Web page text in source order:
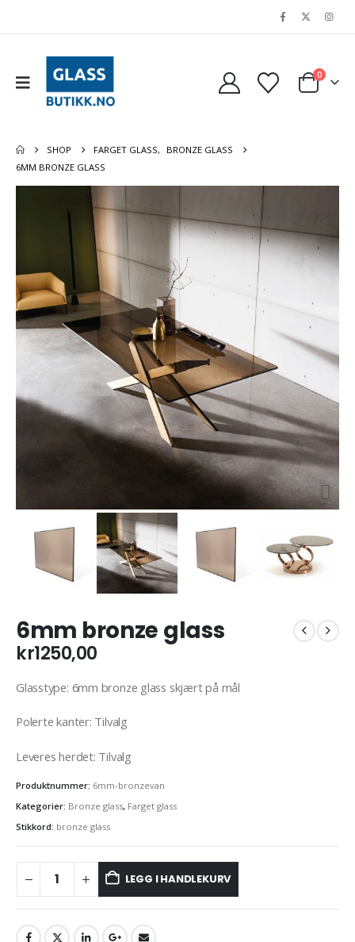
0
SHOP FARGET GLASS,
BRONZE GLASS
6MM BRONZE GLASS
6mm bronze glass
kr1250,00
Glasstype: 6mm bronze glass skjært på mål
Polerte kanter: Tilvalg
Leveres herdet: Tilvalg
Produktnummer: 6mm-bronzevan
Kategorier: Bronze glass, Farget glass
Stikkord: bronze glass
LEGG I HANDLEKURV